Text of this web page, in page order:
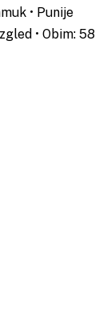
• Punije
• Obim: 58